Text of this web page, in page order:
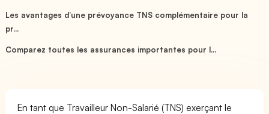
Les avantages d’une prévoyance TNS complémentaire pour la
pr...
Comparez toutes les assurances importantes pour l...
En tant que Travailleur Non-Salarié (TNS) exerçant le